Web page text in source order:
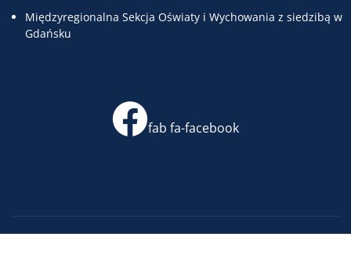
Międzyregionalna Sekcja Oświaty i Wychowania z siedzibą w
Gdańsku
fab fa-facebook